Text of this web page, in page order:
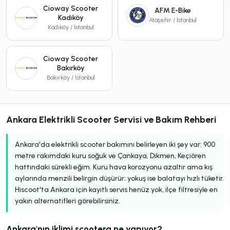
Cioway Scooter
Kadıköy
Kadıköy / İstanbul
AFM E-Bike
Ataşehir / İstanbul
Cioway Scooter
Bakırköy
Bakırköy / İstanbul
Ankara Elektrikli Scooter Servisi ve Bakım Rehberi
Ankara'da elektrikli scooter bakımını belirleyen iki şey var: 900
metre rakımdaki kuru soğuk ve Çankaya, Dikmen, Keçiören
hattındaki sürekli eğim. Kuru hava korozyonu azaltır ama kış
aylarında menzili belirgin düşürür; yokuş ise balatayı hızlı tüketir.
Hiscoot'ta Ankara için kayıtlı servis henüz yok, ilçe filtresiyle en
yakın alternatifleri görebilirsiniz.